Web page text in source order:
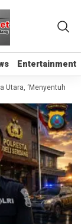
Entertainment
Entertainment
‘Menyentuh Hati